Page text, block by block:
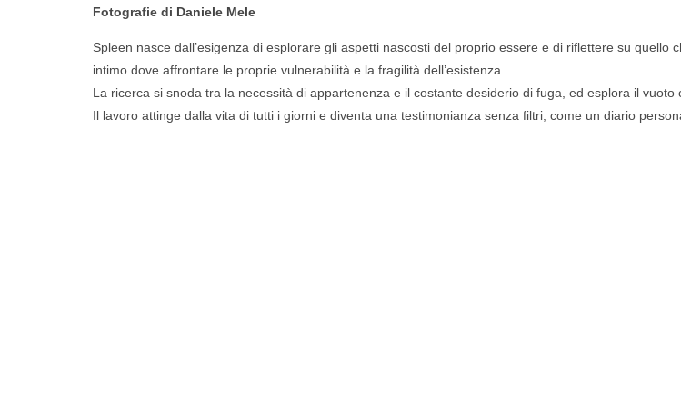
Fotografie di Daniele Mele
Spleen nasce dall’esigenza di esplorare gli aspetti nascosti del proprio essere e di riflettere su
intimo dove affrontare le proprie vulnerabilità e la fragilità dell’esistenza.
La ricerca si snoda tra la necessità di appartenenza e il costante desiderio di fuga, ed esplora il
Il lavoro attinge dalla vita di tutti i giorni e diventa una testimonianza senza filtri, come un diario